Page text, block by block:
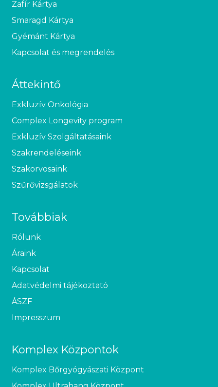
Zafír Kártya
Smaragd Kártya
Gyémánt Kártya
Kapcsolat és megrendelés
Áttekintő
Exkluzív Onkológia
Complex Longevity program
Exkluzív Szolgáltatásaink
Szakrendeléseink
Szakorvosaink
Szűrővizsgálatok
Továbbiak
Rólunk
Áraink
Kapcsolat
Adatvédelmi tájékoztató
ÁSZF
Impresszum
Komplex Központok
Komplex Bőrgyógyászati Központ